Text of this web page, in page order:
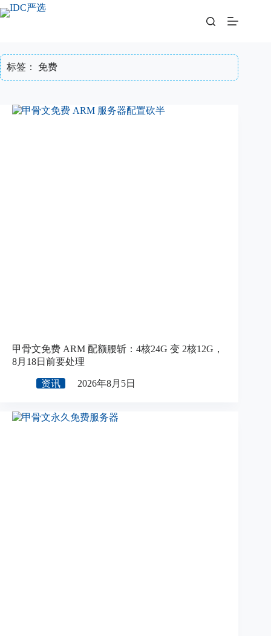
至
标签： 免费
甲骨文免费 ARM 配额腰斩：4核24G 变 2核12G，
8月18日前要处理
资讯 2026年8月5日